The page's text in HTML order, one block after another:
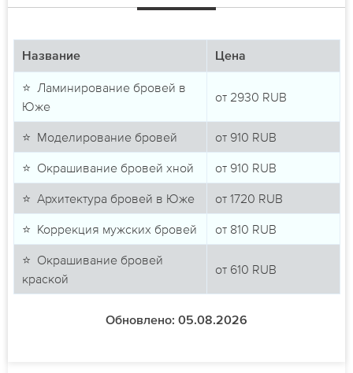
Название Цена
⭐ Ламинирование бровей в
Юже
от 2930 RUB
⭐ Моделирование бровей от 910 RUB
⭐ Окрашивание бровей хной от 910 RUB
⭐ Архитектура бровей в Юже от 1720 RUB
⭐ Коррекция мужских бровей от 810 RUB
⭐ Окрашивание бровей
краской
от 610 RUB
Обновлено: 05.08.2026